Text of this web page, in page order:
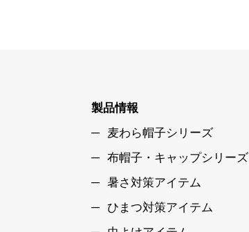
製品情報
麦わら帽子シリーズ
布帽子・キャップシリーズ
暑さ対策アイテム
ひまつ対策アイテム